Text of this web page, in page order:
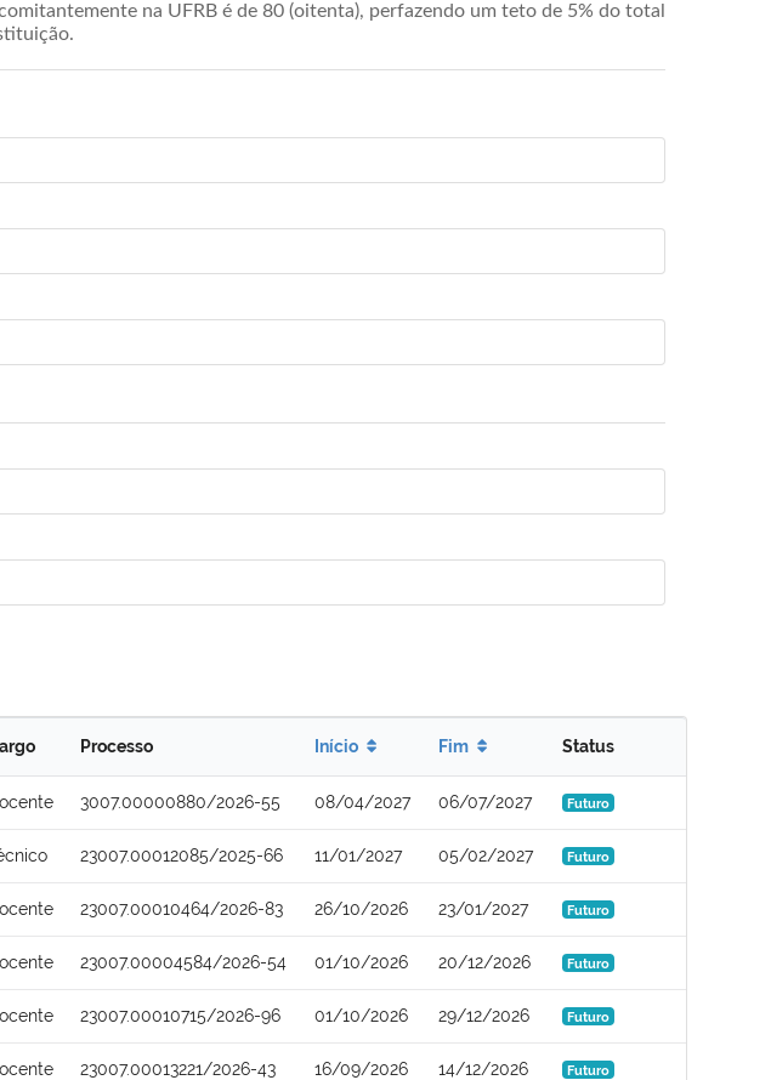
na UFRB é de 80 (oitenta), perfazendo um teto de 5% do total
Processo Início Fim Status
3007.00000880/2026-55 08/04/2027 06/07/2027 Futuro
23007.00012085/2025-66 11/01/2027 05/02/2027 Futuro
23007.00010464/2026-83 26/10/2026 23/01/2027 Futuro
23007.00004584/2026-54 01/10/2026 20/12/2026 Futuro
23007.00010715/2026-96 01/10/2026 29/12/2026 Futuro
23007.00013221/2026-43 16/09/2026 14/12/2026 Futuro